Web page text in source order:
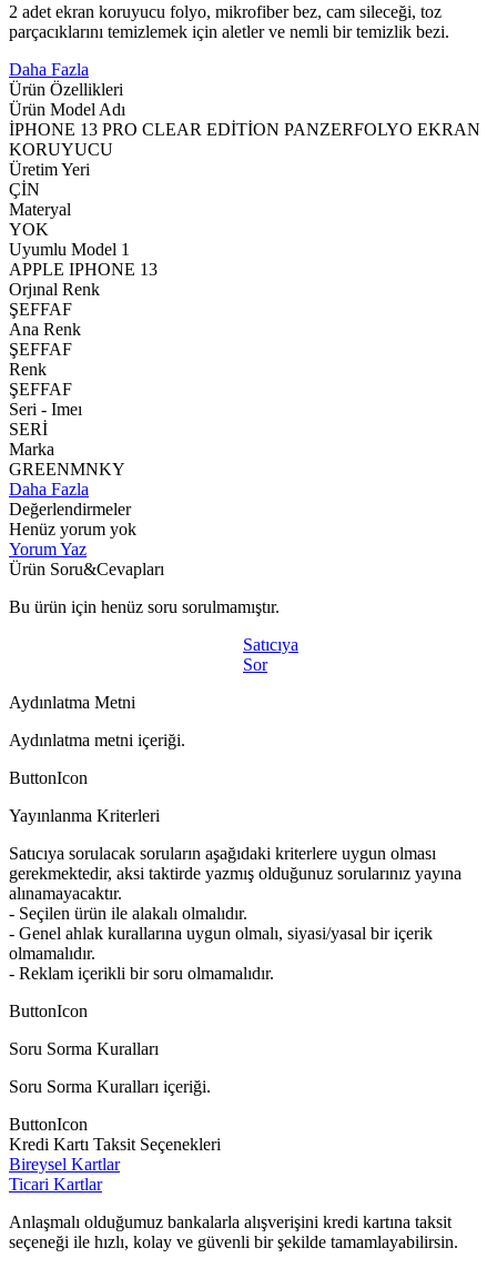
2 adet ekran koruyucu folyo, mikrofiber bez, cam sileceği, toz
parçacıklarını temizlemek için aletler ve nemli bir temizlik bezi.
Daha Fazla
Ürün Özellikleri
Ürün Model Adı
İPHONE 13 PRO CLEAR EDİTİON PANZERFOLYO EKRAN
KORUYUCU
Üretim Yeri
ÇİN
Materyal
YOK
Uyumlu Model 1
APPLE IPHONE 13
Orjınal Renk
ŞEFFAF
Ana Renk
ŞEFFAF
Renk
ŞEFFAF
Seri - Imeı
SERİ
Marka
GREENMNKY
Daha Fazla
Değerlendirmeler
Henüz yorum yok
Yorum Yaz
Ürün Soru&Cevapları
Bu ürün için henüz soru sorulmamıştır.
Satıcıya
Sor
Aydınlatma Metni
Aydınlatma metni içeriği.
ButtonIcon
Yayınlanma Kriterleri
Satıcıya sorulacak soruların aşağıdaki kriterlere uygun olması
gerekmektedir, aksi taktirde yazmış olduğunuz sorularınız yayına
alınamayacaktır.
- Seçilen ürün ile alakalı olmalıdır.
- Genel ahlak kurallarına uygun olmalı, siyasi/yasal bir içerik
olmamalıdır.
- Reklam içerikli bir soru olmamalıdır.
ButtonIcon
Soru Sorma Kuralları
Soru Sorma Kuralları içeriği.
ButtonIcon
Kredi Kartı Taksit Seçenekleri
Bireysel Kartlar
Ticari Kartlar
Anlaşmalı olduğumuz bankalarla alışverişini kredi kartına taksit
seçeneği ile hızlı, kolay ve güvenli bir şekilde tamamlayabilirsin.